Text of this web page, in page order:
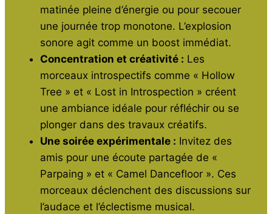
matinée pleine d’énergie ou pour secouer
une journée trop monotone. L’explosion
sonore agit comme un boost immédiat.
Concentration et créativité : Les
morceaux introspectifs comme « Hollow
Tree » et « Lost in Introspection » créent
une ambiance idéale pour réfléchir ou se
plonger dans des travaux créatifs.
Une soirée expérimentale : Invitez des
amis pour une écoute partagée de «
Parpaing » et « Camel Dancefloor ». Ces
morceaux déclenchent des discussions sur
l’audace et l’éclectisme musical.